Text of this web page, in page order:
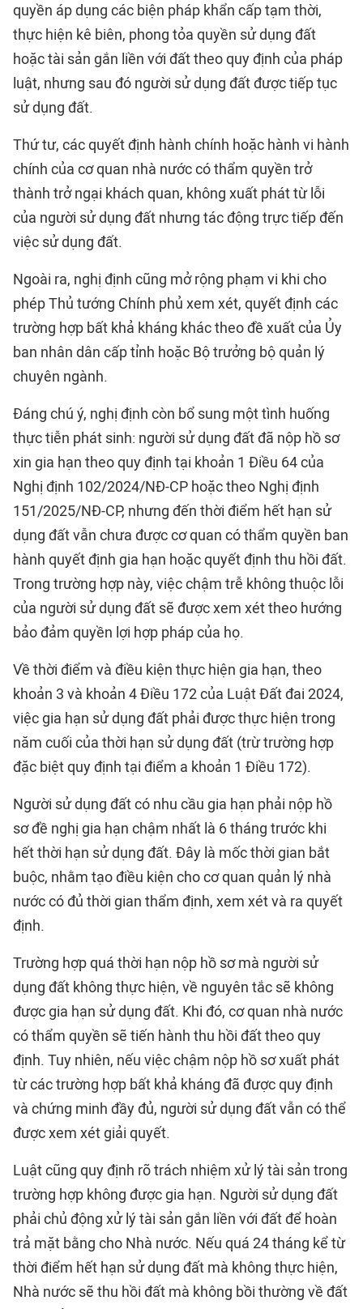
quyền áp dụng các biện pháp khẩn cấp tạm thời,
thực hiện kê biên, phong tỏa quyền sử dụng đất
hoặc tài sản gắn liền với đất theo quy định của pháp
luật, nhưng sau đó người sử dụng đất được tiếp tục
sử dụng đất.
Thứ tư, các quyết định hành chính hoặc hành vi hành
chính của cơ quan nhà nước có thẩm quyền trở
thành trở ngại khách quan, không xuất phát từ lỗi
của người sử dụng đất nhưng tác động trực tiếp đến
việc sử dụng đất.
Ngoài ra, nghị định cũng mở rộng phạm vi khi cho
phép Thủ tướng Chính phủ xem xét, quyết định các
trường hợp bất khả kháng khác theo đề xuất của Ủy
ban nhân dân cấp tỉnh hoặc Bộ trưởng bộ quản lý
chuyên ngành.
Đáng chú ý, nghị định còn bổ sung một tình huống
thực tiễn phát sinh: người sử dụng đất đã nộp hồ sơ
xin gia hạn theo quy định tại khoản 1 Điều 64 của
Nghị định 102/2024/NĐ-CP hoặc theo Nghị định
151/2025/NĐ-CP, nhưng đến thời điểm hết hạn sử
dụng đất vẫn chưa được cơ quan có thẩm quyền ban
hành quyết định gia hạn hoặc quyết định thu hồi đất.
Trong trường hợp này, việc chậm trễ không thuộc lỗi
của người sử dụng đất sẽ được xem xét theo hướng
bảo đảm quyền lợi hợp pháp của họ.
Về thời điểm và điều kiện thực hiện gia hạn, theo
khoản 3 và khoản 4 Điều 172 của Luật Đất đai 2024,
việc gia hạn sử dụng đất phải được thực hiện trong
năm cuối của thời hạn sử dụng đất (trừ trường hợp
đặc biệt quy định tại điểm a khoản 1 Điều 172).
Người sử dụng đất có nhu cầu gia hạn phải nộp hồ
sơ đề nghị gia hạn chậm nhất là 6 tháng trước khi
hết thời hạn sử dụng đất. Đây là mốc thời gian bắt
buộc, nhằm tạo điều kiện cho cơ quan quản lý nhà
nước có đủ thời gian thẩm định, xem xét và ra quyết
định.
Trường hợp quá thời hạn nộp hồ sơ mà người sử
dụng đất không thực hiện, về nguyên tắc sẽ không
được gia hạn sử dụng đất. Khi đó, cơ quan nhà nước
có thẩm quyền sẽ tiến hành thu hồi đất theo quy
định. Tuy nhiên, nếu việc chậm nộp hồ sơ xuất phát
từ các trường hợp bất khả kháng đã được quy định
và chứng minh đầy đủ, người sử dụng đất vẫn có thể
được xem xét giải quyết.
Luật cũng quy định rõ trách nhiệm xử lý tài sản trong
trường hợp không được gia hạn. Người sử dụng đất
phải chủ động xử lý tài sản gắn liền với đất để hoàn
trả mặt bằng cho Nhà nước. Nếu quá 24 tháng kể từ
thời điểm hết hạn sử dụng đất mà không thực hiện,
Nhà nước sẽ thu hồi đất mà không bồi thường về đất